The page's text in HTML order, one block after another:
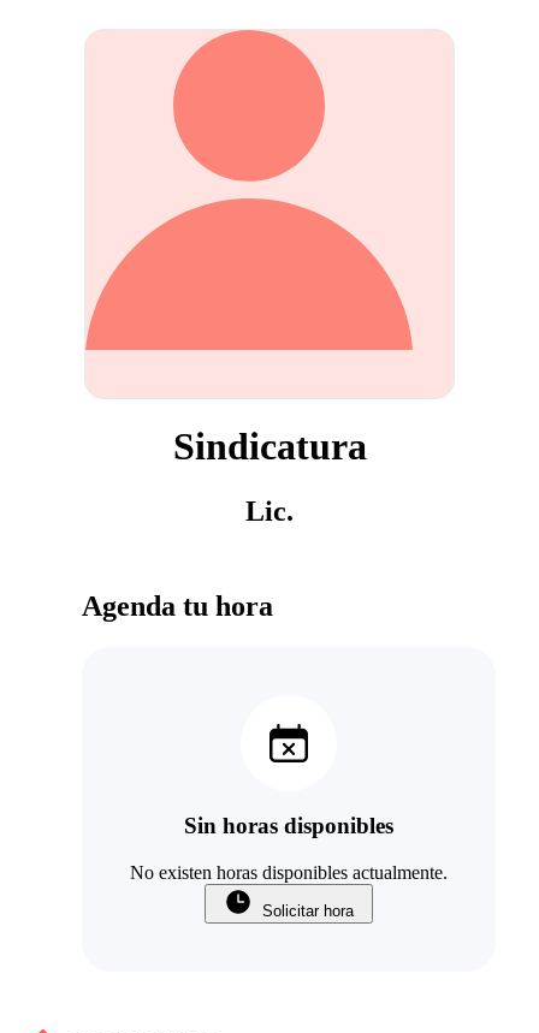
Sindicatura
Lic.
Agenda tu hora
Sin horas disponibles
No existen horas disponibles actualmente.
Solicitar hora